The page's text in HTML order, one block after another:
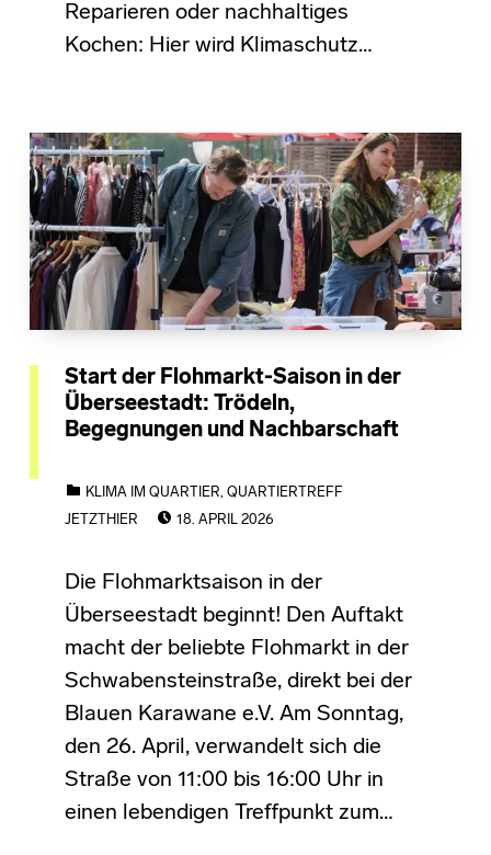
Reparieren oder nachhaltiges
Kochen: Hier wird Klimaschutz…
Start der Flohmarkt-Saison in der
Überseestadt: Trödeln,
Begegnungen und Nachbarschaft
KLIMA IM QUARTIER QUARTIERTREFF
JETZTHIER
18. APRIL 2026
Die Flohmarktsaison in der
Überseestadt beginnt! Den Auftakt
macht der beliebte Flohmarkt in der
Schwabensteinstraße, direkt bei der
Blauen Karawane e.V. Am Sonntag,
den 26. April, verwandelt sich die
Straße von 11:00 bis 16:00 Uhr in
einen lebendigen Treffpunkt zum…